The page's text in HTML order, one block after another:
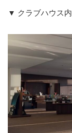
▼ クラブハウス内